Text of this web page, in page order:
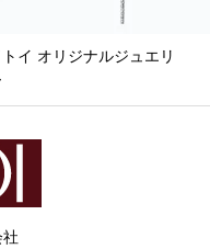
トイ オリジナルジュエリ